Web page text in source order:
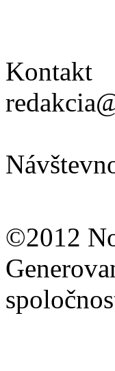
Kontakt
©2012